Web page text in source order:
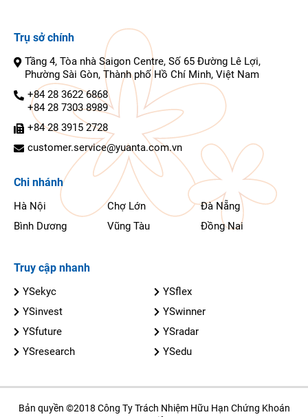
Trụ sở chính
Tầng 4, Tòa nhà Saigon Centre, Số 65 Đường Lê Lợi,
Phường Sài Gòn, Thành phố Hồ Chí Minh, Việt Nam
+84 28 3622 6868
+84 28 7303 8989
+84 28 3915 2728
customer.service@yuanta.com.vn
Chi nhánh
Hà Nội Chợ Lớn
Đà Nẵng
Bình Dương
Vũng Tàu Đồng Nai
Truy cập nhanh
YSekyc
YSflex
YSinvest
YSwinner
YSfuture
YSradar
YSresearch
YSedu
Bản quyền ©2018 Công Ty Trách Nhiệm Hữu Hạn Chứng Khoán